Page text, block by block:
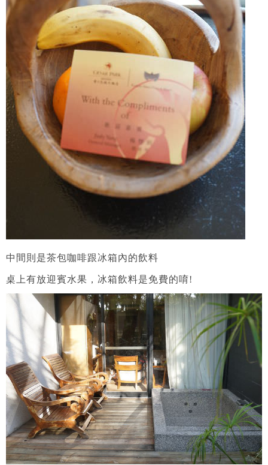
中間則是茶包咖啡跟冰箱內的飲料
桌上有放迎賓水果，冰箱飲料是免費的唷!